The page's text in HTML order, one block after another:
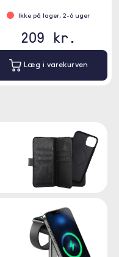
Ikke på lager, 2-6 uger
209 kr.
Læg i varekurven